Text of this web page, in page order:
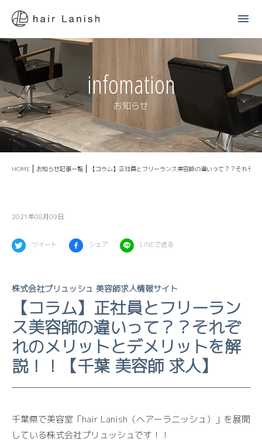
menu
infomation
お知らせ
HOME お知らせ記事一覧 【コラム】正社員とフリーランス美容師の違いって？？それぞ
2021年08月09日
ツイート シェア LINEで送る
株式会社プリュッシュ 美容師求人情報サイト
【コラム】正社員とフリーラン
ス美容師の違いって？？それぞ
れのメリットとデメリットを解
説！！【千葉 美容師 求人】
千葉県で美容室「hair Lanish（ヘアーラニッシュ）」を展開
している株式会社プリュッシュです！！